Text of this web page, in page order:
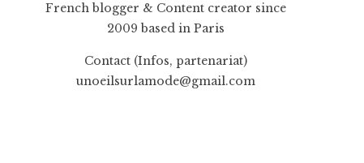
French blogger & Content creator since
2009 based in Paris
Contact (Infos, partenariat)
unoeilsurlamode@gmail.com